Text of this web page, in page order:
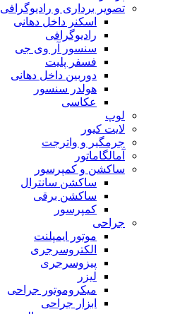
تصویر برداری و رادیوگرافی
اسکنر داخل دهانی
رادیوگرافی
سنسور آر وی جی
فسفر پلیت
دوربین داخل دهانی
هولدر سنسور
عکاسی
لوپ
لایت کیور
جرمگیر و واترجت
آمالگاماتور
ساکشن و کمپرسور
ساکشن سانترال
ساکشن برقی
کمپرسور
جراحی
موتور ایمپلنت
الکتروسرجری
پیزوسرجری
لیزر
میکروموتور جراحی
ابزار جراحی